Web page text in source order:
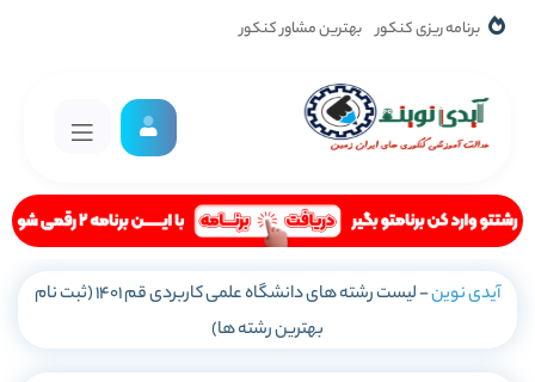
برنامه ریزی کنکور بهترین مشاور کنکور
آیدی نوین-
لیست رشته های دانشگاه علمی کاربردی قم 1401 (ثبت نام
بهترین رشته ها)